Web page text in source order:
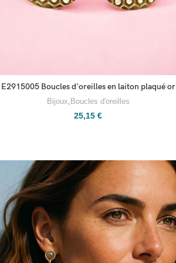
E2915005 Boucles d'oreilles en laiton plaqué or
Bijoux, Boucles d'oreilles
25,15€